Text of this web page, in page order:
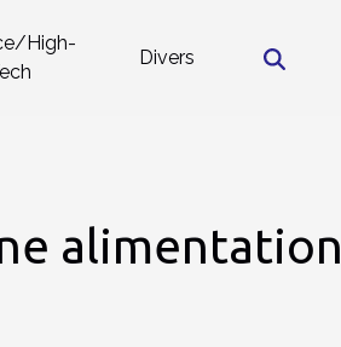
High-
Divers
alimentation